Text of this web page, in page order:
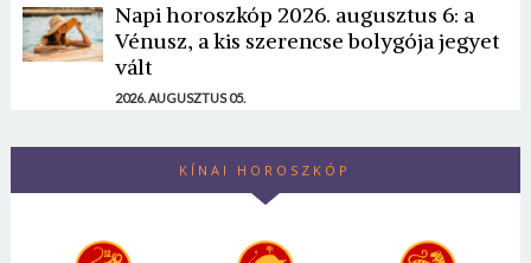
Napi horoszkóp 2026. augusztus 6: a
Vénusz, a kis szerencse bolygója jegyet
vált
2026. AUGUSZTUS 05.
KÍNAI HOROSZKÓP